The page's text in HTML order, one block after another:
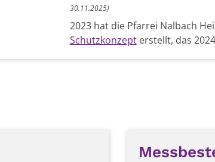
30.11.2025)
2023 hat die Pfarrei Nalbach
Schutzkonzepterstellt, das